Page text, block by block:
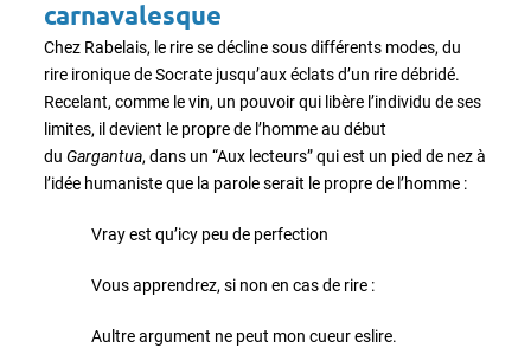
carnavalesque
Chez Rabelais, le rire se décline sous différents modes, du
rire ironique de Socrate jusqu’aux éclats d’un rire débridé.
Recelant, comme le vin, un pouvoir qui libère l’individu de ses
limites, il devient le propre de l’homme au début
du Gargantua, dans un “Aux lecteurs” qui est un pied de nez à
l’idée humaniste que la parole serait le propre de l’homme :
Vray est qu’icy peu de perfection
Vous apprendrez, si non en cas de rire :
Aultre argument ne peut mon cueur eslire.